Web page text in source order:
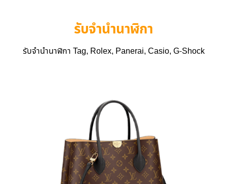
รับจำนำนาฬิกา
รับจำนำนาฬิกา Tag, Rolex, Panerai, Casio, G-Shock